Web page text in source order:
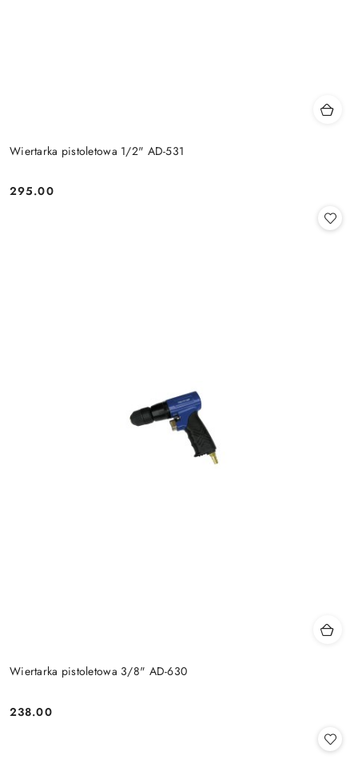
Wiertarka pistoletowa 1/2" AD-531
Cena:
295.00
Wiertarka pistoletowa 3/8" AD-630
Cena:
238.00